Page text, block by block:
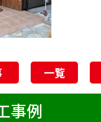
一覧
事例